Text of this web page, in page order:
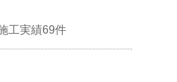
工実績69件